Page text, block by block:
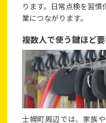
ります。日常点検を習
業につながります。
複数人で使う鍵ほど
士幌町周辺では、家族